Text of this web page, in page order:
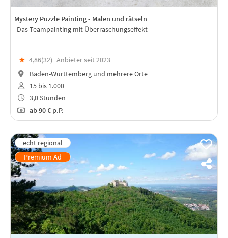
Mystery Puzzle Painting - Malen und rätseln
Das Teampainting mit Überraschungseffekt
★ 4,86(32) Anbieter seit 2023
Baden-Württemberg und mehrere Orte
15 bis 1.000
3,0 Stunden
ab90 € p.P.